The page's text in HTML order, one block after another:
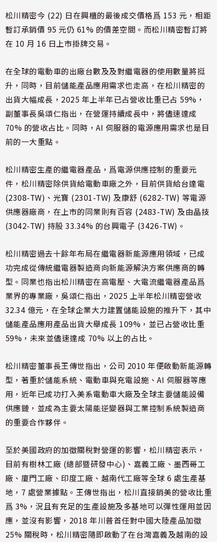
松川精密今 (22) 日在興櫃的最後成交價格爲 153 元，相距
暫訂承銷價 95 元仍 61% 的價差空間。而松川精密暫訂將
在 10 月 16 日上市掛牌交易。
在全球的電動車的出廠台數及及對繼電器的使用數量將挺
升，同時，目前儲能產品應用需求也走高，在松川精密的
出貨大幅成長，2025 年上半年已占營收比重已占 59%，
副董事長吳頌仁指出，在營運持續成長中，將儘速達成
70% 的營收占比。同時，AI 伺服器的電源應用需求也是目
前的一大重點。
松川精密生產的繼電器產品，爲電源供應控制的重要元
件，松川精密除供貨給電動車廠之外，目前供貨給台達電
(2308-TW)、光寶 (2301-TW) 及康舒 (6282-TW) 等電源
供應器廠商，在上市的同業則有百容 (2483-TW) 及由晶技
(3042-TW) 持股 33.34% 的台興電子 (3426-TW)。
松川精密過去十餘年布局在繼電器新能源應用領域，已成
功完成從傳統繼電器製造商向新能源解決方案供應商的轉
型。同業也指出松川精密在高電壓、大電流繼電器產品爲
業界的專業廠，吳頌仁指出，2025 上半年松川精密營收
32.34 億元，在全球企業大力建置儲能設施的推升下，其中
儲能產品應用產品出貨大舉成長 109%，並已占營收比重
59%，未來並儘速達成 70% 以上的占比。
松川精密董事長王傳世指出，公司 2010 年便啟動新能源轉
型，著重於儲能系統、電動車與充電設施、AI 伺服器等應
用，近年已成功打入美系電動車大廠及全球主要儲能設備
供應鏈，並成為主要太陽能逆變器與工業控制系統製造商
的重要合作夥伴。
至於美國政府的加徵關稅對營運的影響，松川精密表示，
目前有樹林工廠 (總部暨研發中心)、嘉義工廠、墨西哥工
廠、廈門工廠、印度工廠、越南代工廠等全球 6 處生產基
地，7 處營業據點。王傳世指出，松川直接銷美的營收比重
爲 3%，況且有充足的生產設施及多基地可以彈性運用並因
應，並沒有影響，2018 年川普首任對中國大陸產品加徵
25% 關稅時，松川精密隨即啟動了在台灣嘉義及越南的設